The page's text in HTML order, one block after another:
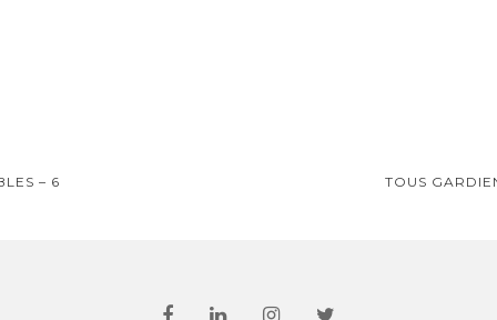
– 6 TOUS